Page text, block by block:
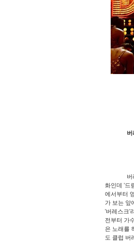
버
버레스
화인데 '드
에서부터
가 보는 앞
'버레스크'
전부터 가
은 노래를
도 클럽 버